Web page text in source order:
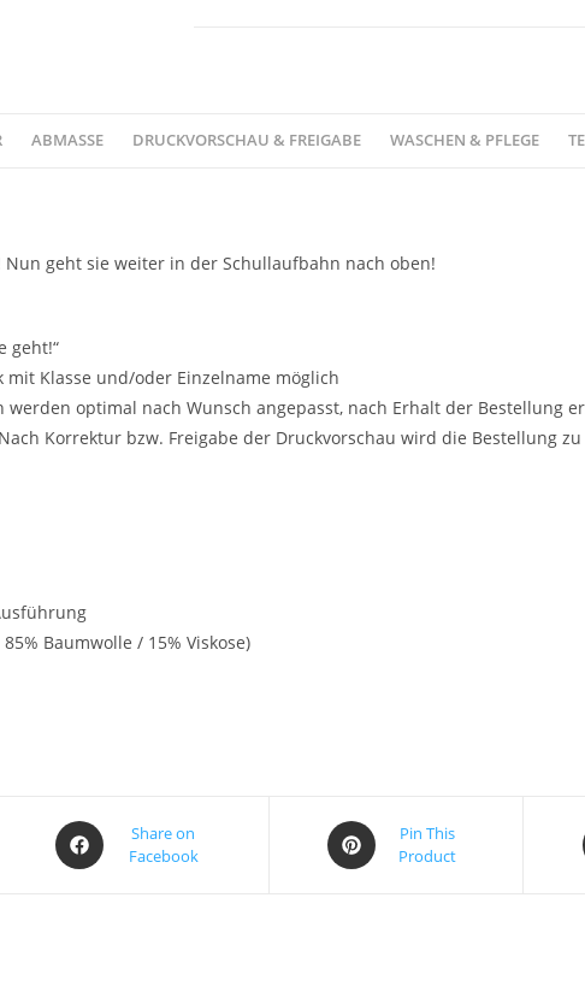
ABMASSE DRUCKVORSCHAU & FREIGABE WASCHEN & PFLEGE
geht sie weiter in der Schullaufbahn nach oben!
geht!“
Klasse und/oder Einzelname möglich
optimal nach Wunsch angepasst, nach Erhalt der Bestellung
Korrektur bzw. Freigabe der Druckvorschau wird die Bestellung
Baumwolle / 15% Viskose)
Share on
Facebook
Pin This
Product